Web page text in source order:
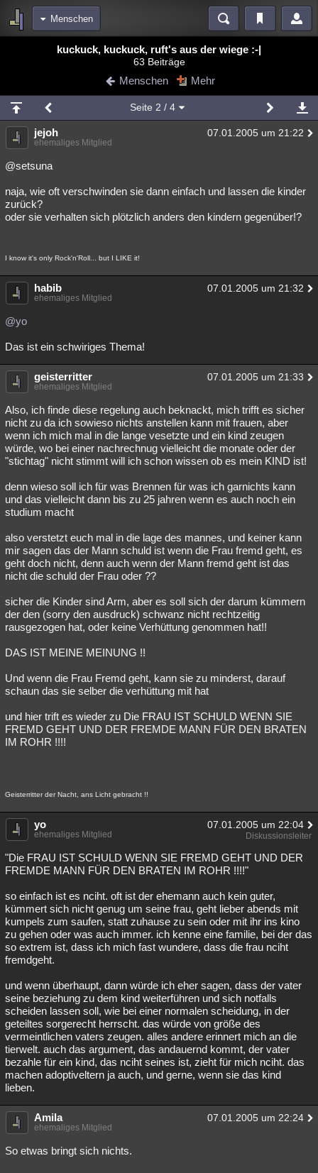
Menschen
Blogs
Chat Wiki Neuigkeiten
meine Rubriken
Menschen Mystery Kriminalfälle
Spiritualität
Natur Umfragen Unterhaltung
weitere Rubriken
Astronomie Helpdesk
Musik Clash Allmystery English
kuckuck, kuckuck, ruft's aus der wiege :-|
63 Beiträge
Menschen Mehr
Seite 2 / 4
jejoh 07.01.2005 um 21:22
ehemaliges Mitglied
@setsuna
naja, wie oft verschwinden sie dann einfach und lassen die kinder
zurück?
oder sie verhalten sich plötzlich anders den kindern gegenüber!?
I know it's only Rock'n'Roll... but I LIKE it!
habib 07.01.2005 um 21:32
ehemaliges Mitglied
@yo
Das ist ein schwiriges Thema!
geisterritter 07.01.2005 um 21:33
ehemaliges Mitglied
Also, ich finde diese regelung auch beknackt, mich trifft es sicher
nicht zu da ich sowieso nichts anstellen kann mit frauen, aber
wenn ich mich mal in die lange vesetzte und ein kind zeugen
würde, wo bei einer nachrechnug vielleicht die monate oder der
"stichtag" nicht stimmt will ich schon wissen ob es mein KIND ist!
denn wieso soll ich für was Brennen für was ich garnichts kann
und das vielleicht dann bis zu 25 jahren wenn es auch noch ein
studium macht
also verstetzt euch mal in die lage des mannes, und keiner kann
mir sagen das der Mann schuld ist wenn die Frau fremd geht, es
geht doch nicht, denn auch wenn der Mann fremd geht ist das
nicht die schuld der Frau oder ??
sicher die Kinder sind Arm, aber es soll sich der darum kümmern
der den (sorry den ausdruck) schwanz nicht rechtzeitig
rausgezogen hat, oder keine Verhüttung genommen hat!!
DAS IST MEINE MEINUNG !!
Und wenn die Frau Fremd geht, kann sie zu minderst, darauf
schaun das sie selber die verhüttung mit hat
und hier trift es wieder zu Die FRAU IST SCHULD WENN SIE
FREMD GEHT UND DER FREMDE MANN FÜR DEN BRATEN
IM ROHR !!!!
Geisterritter der Nacht, ans Licht gebracht !!
yo 07.01.2005 um 22:04
ehemaliges Mitglied Diskussionsleiter
"Die FRAU IST SCHULD WENN SIE FREMD GEHT UND DER
FREMDE MANN FÜR DEN BRATEN IM ROHR !!!!"
so einfach ist es nciht. oft ist der ehemann auch kein guter,
kümmert sich nicht genug um seine frau, geht lieber abends mit
kumpels zum saufen, statt zuhause zu sein oder mit ihr ins kino
zu gehen oder was auch immer. ich kenne eine familie, bei der das
so extrem ist, dass ich mich fast wundere, dass die frau nciht
fremdgeht.
und wenn überhaupt, dann würde ich eher sagen, dass der vater
seine beziehung zu dem kind weiterführen und sich notfalls
scheiden lassen soll, wie bei einer normalen scheidung, in der
geteiltes sorgerecht herrscht. das würde von größe des
vermeintlichen vaters zeugen. alles andere erinnert mich an die
tierwelt. auch das argument, das andauernd kommt, der vater
bezahle für ein kind, das nciht seines ist, zieht für mich nciht. das
machen adoptiveltern ja auch, und gerne, wenn sie das kind
lieben.
Amila 07.01.2005 um 22:24
ehemaliges Mitglied
So etwas bringt sich nichts.